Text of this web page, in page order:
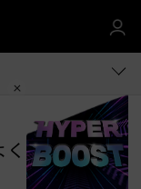
やったジェ